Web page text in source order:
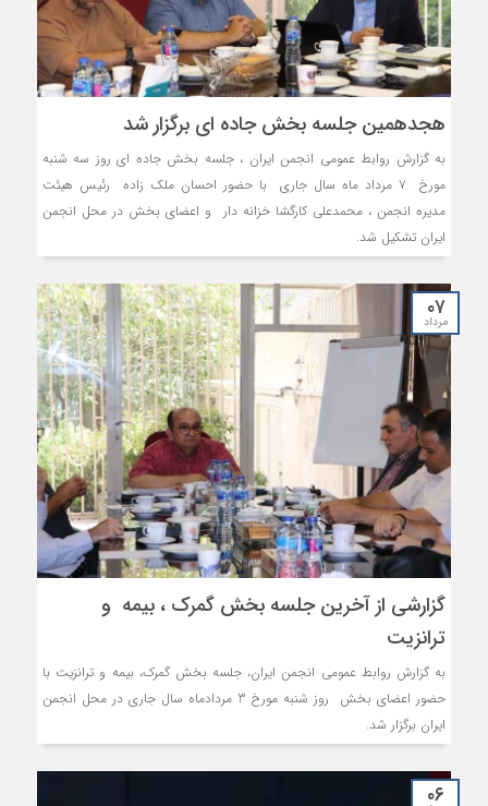
هجدهمین جلسه بخش جاده ای برگزار شد
به گزارش روابط عمومی انجمن ایران ، جلسه بخش جاده ای روز سه شنبه
مورخ ۷ مرداد ماه سال جاری با حضور احسان ملک زاده رئیس هیئت
مدیره انجمن ، محمدعلی کارگشا خزانه دار و اعضای بخش در محل انجمن
ایران تشکیل شد.
۰۷
مرداد
گزارشی از آخرین جلسه بخش گمرک ، بیمه و
ترانزیت
به گزارش روابط عمومی انجمن ایران، جلسه بخش گمرک، بیمه و ترانزیت با
حضور اعضای بخش روز شنبه مورخ 3 مردادماه سال جاری در محل انجمن
ایران برگزار شد.
۰۶